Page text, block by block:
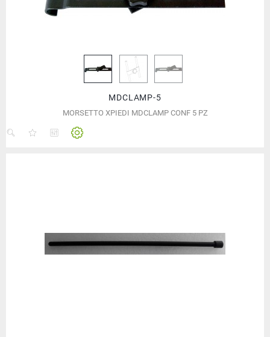
MDCLAMP-5
MORSETTO XPIEDI MDCLAMP CONF 5 PZ